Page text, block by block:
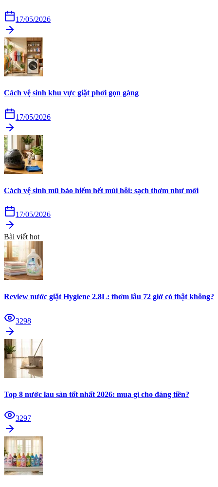
17/05/2026
Cách vệ sinh khu vực giặt phơi gọn gàng
17/05/2026
Cách vệ sinh mũ bảo hiểm hết mùi hôi: sạch thơm như mới
17/05/2026
Bài viết hot
Review nước giặt Hygiene 2.8L: thơm lâu 72 giờ có thật không?
3298
Top 8 nước lau sàn tốt nhất 2026: mua gì cho đáng tiền?
3297